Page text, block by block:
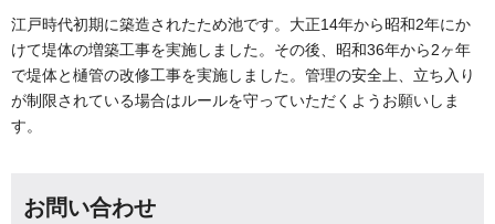
江戸時代初期に築造されたため池です。大正14年から昭和2年にか
けて堤体の増築工事を実施しました。その後、昭和36年から2ヶ年
で堤体と樋管の改修工事を実施しました。管理の安全上、立ち入り
が制限されている場合はルールを守っていただくようお願いしま
す。
お問い合わせ